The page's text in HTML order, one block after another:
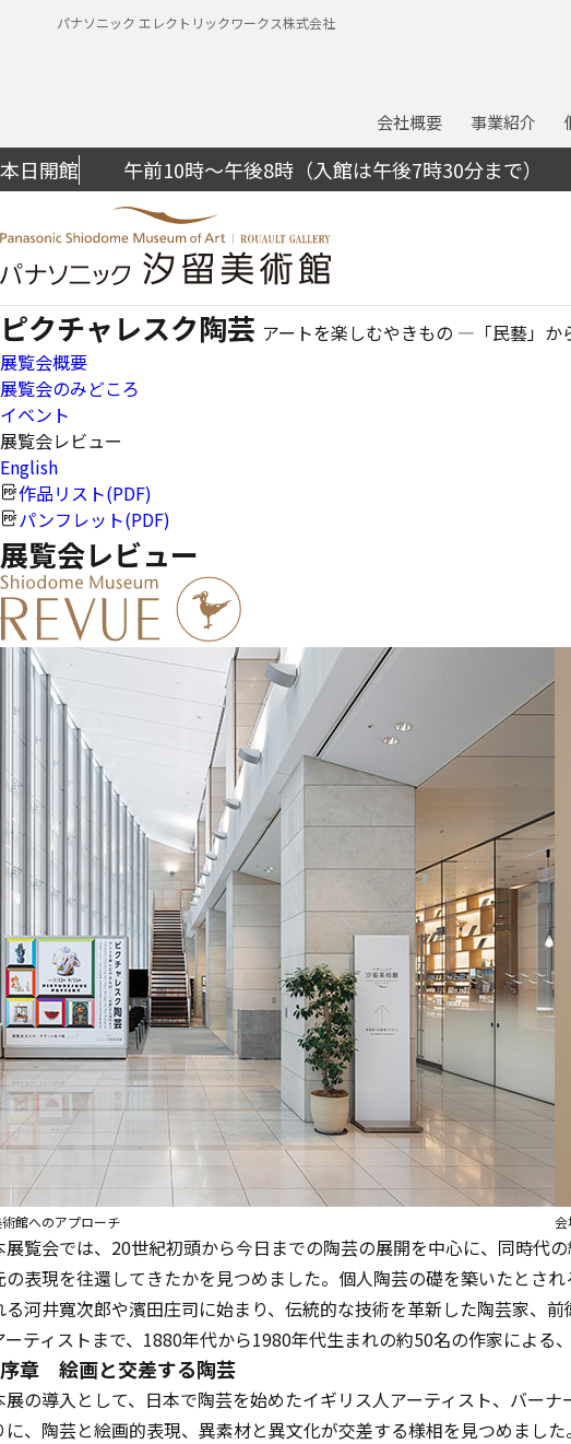
パナソニック エレクトリックワークス株式会社
会社概要 事業紹介
本日開館 午前10時～午後8時（入館は午後7時30分まで）
ピクチャレスク陶芸 アートを楽しむやきもの ―「民藝」か
展覧会概要
展覧会のみどころ
イベント
展覧会レビュー
English
作品リスト(PDF)
パンフレット(PDF)
展覧会レビュー
館へのアプローチ 会
展覧会では、20世紀初頭から今日までの陶芸の展開を中心に、同時代
の表現を往還してきたかを見つめました。個人陶芸の礎を築いたとさ
る河井寬次郎や濱田庄司に始まり、伝統的な技術を革新した陶芸家、
ーティストまで、1880年代から1980年代生まれの約50名の作家による
序章 絵画と交差する陶芸
展の導入として、日本で陶芸を始めたイギリス人アーティスト、バー
に、陶芸と絵画的表現、異素材と異文化が交差する様相を見つめまし